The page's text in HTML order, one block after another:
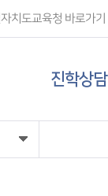
치도교육청 바로가기
진학상담